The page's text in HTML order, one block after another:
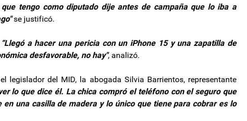
tengo como diputado dije antes de campaña que lo iba a
se justificó.
“Llegó a hacer una pericia con un iPhone 15 y una zapatilla de
desfavorable, no hay", analizó.
legislador del MID, la abogada Silvia Barrientos, representante
lo que dice él. La chica compró el teléfono con el seguro que
una casilla de madera y lo único que tiene para cobrar es lo